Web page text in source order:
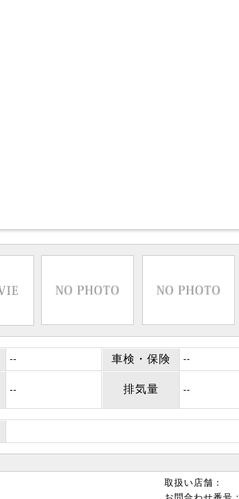
-- 車検・保険 --
-- 排気量 --
取扱い店舗：